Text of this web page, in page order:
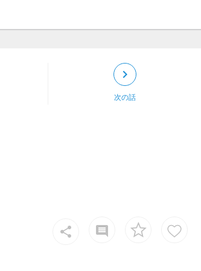
keyboard_arrow_right
次の話
share insert_comment